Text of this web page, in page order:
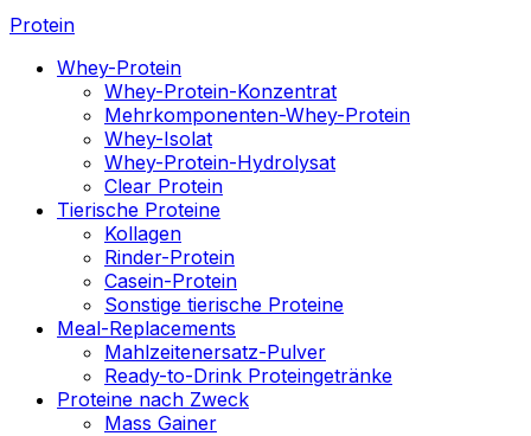
Protein
Whey-Protein
Whey-Protein-Konzentrat
Mehrkomponenten-Whey-Protein
Whey-Isolat
Whey-Protein-Hydrolysat
Clear Protein
Tierische Proteine
Kollagen
Rinder-Protein
Casein-Protein
Sonstige tierische Proteine
Meal-Replacements
Mahlzeitenersatz-Pulver
Ready-to-Drink Proteingetränke
Proteine nach Zweck
Mass Gainer